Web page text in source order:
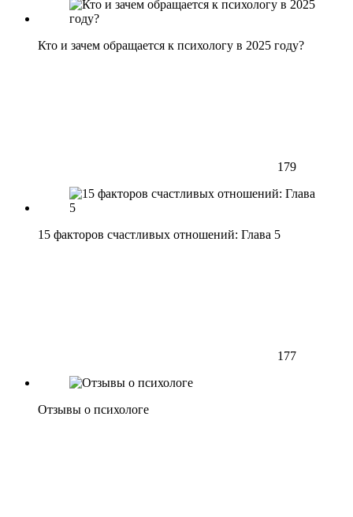
Кто и зачем обращается к психологу в 2025 году?
179
15 факторов счастливых отношений: Глава 5
177
Отзывы о психологе